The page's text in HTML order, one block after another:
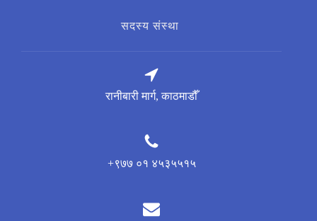
सदस्य संस्था
रानीबारी मार्ग, काठमाडौँ
+९७७ ०१ ४५३५५१५